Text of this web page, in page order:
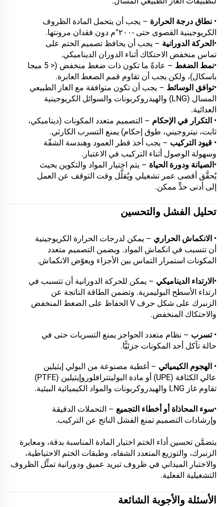
• نطاق درجة الحرارة – يجب أن يتحمل المادة الظروف
الكريوجينية القصوى حتى -٢٠٠°م دون فقدان مرونتها.
• الحركة الدورانية – يجب أن يحافظ تصميم الختم على
تماس منخفض الاحتكاك أثناء الدوران الديناميكي.
•نمط الضغط
– عادةً ما تكون ذات ضغط منخفض (< 5 ميجا
باسكال)، ولكن يجب أن تقاوم قمم الضغط العابرة.
•توافق الوسائط – يجب أن تكون متوافقة مع الغاز الطبيعي
المسال (LNG) والهيدروكربونات والسوائل الكريوجينية
العدائية.
• التكرار في الإحكام – التصميم متعدد المكونات (ديناميكي،
ثابت، نيتروجيني، طوق إحكام) يمنع التسرب الكارثي.
• قيود التركيب – يجب أخذ قطر العمود وهندسة الشفّة
وسهولة الوصول أثناء التركيب في الاعتبار.
• الصيانة ودورة الحياة – يتم اختيار المواد والتكوين بحيث
يُحقَّق أقصى عمر تشغيلي ويُقلَّل وقت التوقف عن العمل
إلى أدنى حدٍّ ممكن.
تحليل الفشل والتحسين
• الانكماش الحراري – يمكن لدرجات الحرارة الكريوجينية
أن تتسبب في انكماش المواد. ويضمن التصميم متعدد
المكونات استمرار التماس بين الأجزاء ويعوّض الانكماش.
• الارتداء الديناميكي – يمكن للحركة الدورانية أن تتسبب في
ارتداء الأسطح البوليمرية. وتضمن الطاقة الناتجة عن
الزنبرك على شكل حرف V الحفاظ على الضغط المنخفض
والاحتكاك المنخفض.
•تسرب – نظام متعدد الحواجز يمنع التسربات حتى في
حالة تآكل أحد المكونات جزئيًّا.
• الهجوم الكيميائي – أغطية مصنوعة من البولي إيثيلين
عالي الكثافة (UPE) أو مادة البوليتترافلوروإيثيلين (PTFE)
تقاوم غاز LNG والهيدروكربونات والمواد الكيميائية البيئية.
•سوء المحاذاة أو أخطاء التجميع – التحملات الدقيقة
وإرشادات التصميم تمنع الفشل الناتج عن التركيب.
يتضمَّن تحسين أداء الختم اختيار المادة المناسبة بدقة، ومعايرة
الزنبرك، والتوزيع المتعدد الشفاه، وطبقات الختم الاحتياطية،
والاختبار الميداني في ظروف تبريد عميق ودورانية تمثِّل الظروف
التشغيلية الفعلية.
الأسئلة والأجوبة الشائعة